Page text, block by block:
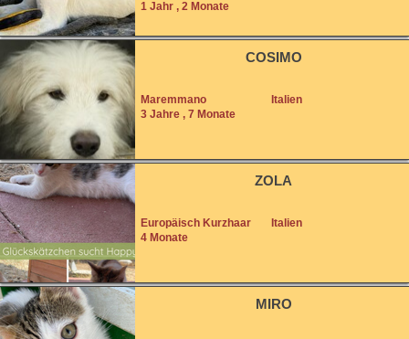
1 Jahr , 2 Monate
COSIMO
Maremmano
3 Jahre , 7 Monate
Italien
ZOLA
Europäisch Kurzhaar
4 Monate
Italien
MIRO